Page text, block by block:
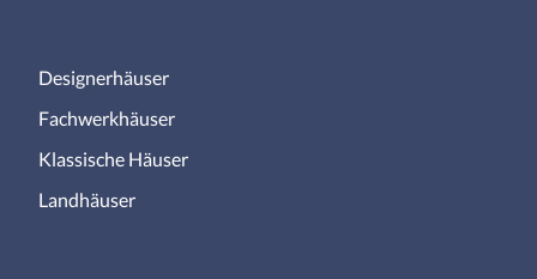
Designerhäuser
Fachwerkhäuser
Klassische Häuser
Landhäuser